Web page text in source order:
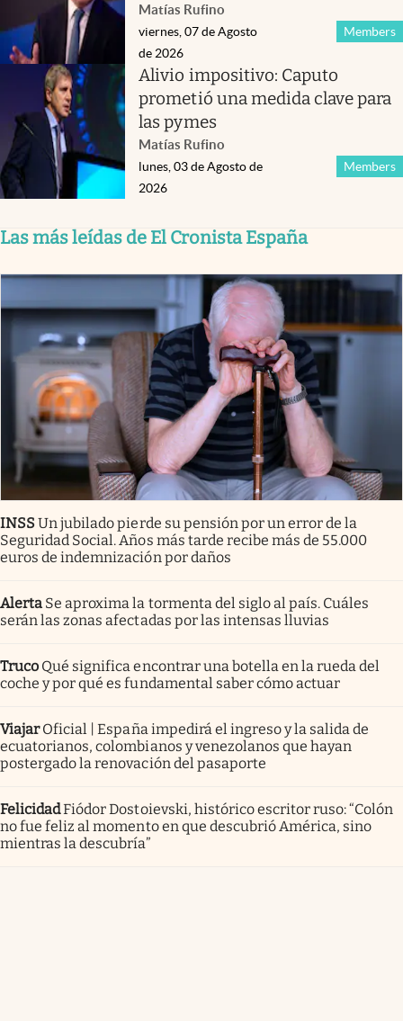
Matías Rufino
Members
viernes, 07 de Agosto
de 2026
Alivio impositivo: Caputo
prometió una medida clave para
las pymes
Matías Rufino
Members
lunes, 03 de Agosto de
2026
Las más leídas de El Cronista España
INSSUn jubilado pierde su pensión por un error de la
Seguridad Social. Años más tarde recibe más de 55.000
euros de indemnización por daños
Alerta Se aproxima la tormenta del siglo al país. Cuáles
serán las zonas afectadas por las intensas lluvias
Truco Qué significa encontrar una botella en la rueda del
coche y por qué es fundamental saber cómo actuar
Viajar Oficial | España impedirá el ingreso y la salida de
ecuatorianos, colombianos y venezolanos que hayan
postergado la renovación del pasaporte
FelicidadFiódor Dostoievski, histórico escritor ruso: “Colón
no fue feliz al momento en que descubrió América, sino
mientras la descubría”